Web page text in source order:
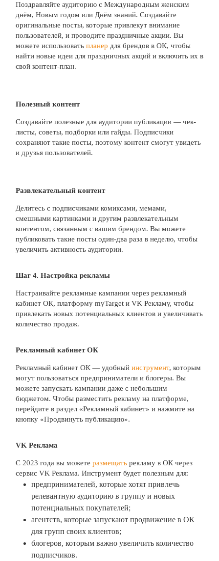
Поздравляйте аудиторию с Международным женским
днём, Новым годом или Днём знаний. Создавайте
оригинальные посты, которые привлекут внимание
пользователей, и проводите праздничные акции. Вы
можете использовать планер для брендов в ОК, чтобы
найти новые идеи для праздничных акций и включить их в
свой контент-план.
Полезный контент
Создавайте полезные для аудитории публикации — чек-
листы, советы, подборки или гайды. Подписчики
сохраняют такие посты, поэтому контент смогут увидеть
и друзья пользователей.
Развлекательный контент
Делитесь с подписчиками комиксами, мемами,
смешными картинками и другим развлекательным
контентом, связанным с вашим брендом. Вы можете
публиковать такие посты один-два раза в неделю, чтобы
увеличить активность аудитории.
Шаг 4. Настройка рекламы
Настраивайте рекламные кампании через рекламный
кабинет ОК, платформу myTarget и VK Рекламу, чтобы
привлекать новых потенциальных клиентов и увеличивать
количество продаж.
Рекламный кабинет ОК
Рекламный кабинет ОК — удобный инструмент, которым
могут пользоваться предприниматели и блогеры. Вы
можете запускать кампании даже с небольшим
бюджетом. Чтобы разместить рекламу на платформе,
перейдите в раздел «Рекламный кабинет» и нажмите на
кнопку «Продвинуть публикацию».
VK Реклама
С 2023 года вы можете размещать рекламу в ОК через
сервис VK Реклама. Инструмент будет полезным для:
предпринимателей, которые хотят привлечь
релевантную аудиторию в группу и новых
потенциальных покупателей;
агентств, которые запускают продвижение в ОК
для групп своих клиентов;
блогеров, которым важно увеличить количество
подписчиков.